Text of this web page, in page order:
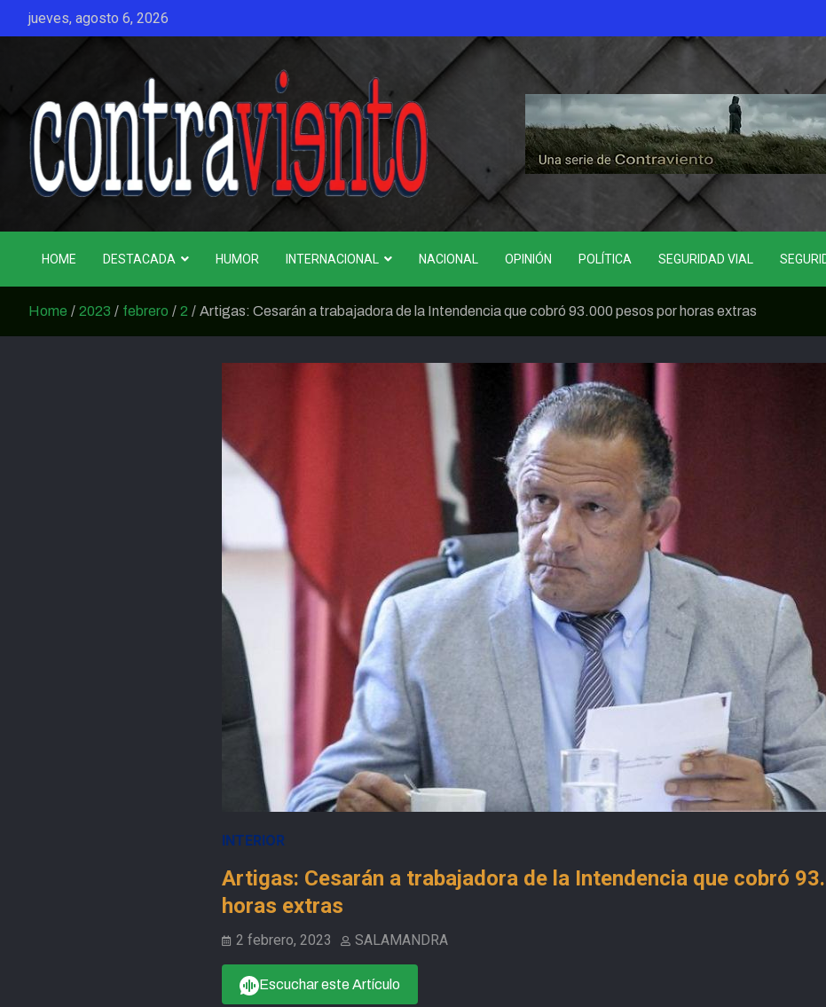
jueves, agosto 6, 2026
CONTRAVIENTO
HOME DESTACADA HUMOR INTERNACIONAL NACIONAL OPINIÓN POLÍTICA SEGURIDAD VIAL
Home 2023 febrero 2 Artigas: Cesarán a trabajadora de la Intendencia que cobró 93.000 pesos por horas extras
INTERIOR
Artigas: Cesarán a trabajadora de la Intendencia que cobró
horas extras
2 febrero, 2023 SALAMANDRA
Escuchar este Artículo